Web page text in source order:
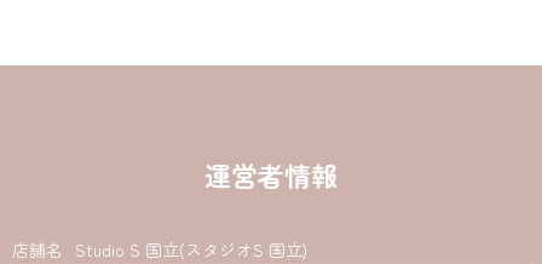
運営者情報
店舗名
Studio S 国立(スタジオS 国立)